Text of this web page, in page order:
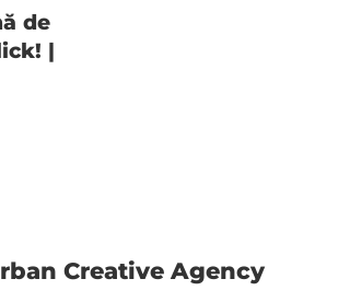
de
|
Creative Agency